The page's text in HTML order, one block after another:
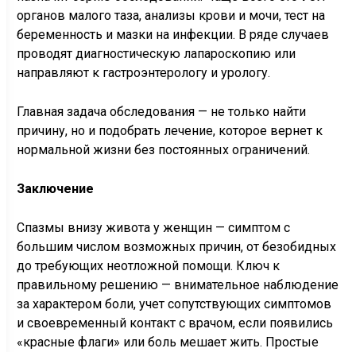
органов малого таза, анализы крови и мочи, тест на
беременность и мазки на инфекции. В ряде случаев
проводят диагностическую лапароскопию или
направляют к гастроэнтерологу и урологу.
Главная задача обследования — не только найти
причину, но и подобрать лечение, которое вернет к
нормальной жизни без постоянных ограничений.
Заключение
Спазмы внизу живота у женщин — симптом с
большим числом возможных причин, от безобидных
до требующих неотложной помощи. Ключ к
правильному решению — внимательное наблюдение
за характером боли, учет сопутствующих симптомов
и своевременный контакт с врачом, если появились
«красные флаги» или боль мешает жить. Простые